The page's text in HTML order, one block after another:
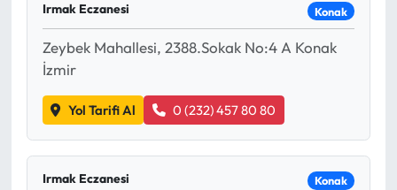
Irmak Eczanesi Konak
Zeybek Mahallesi, 2388.Sokak No:4 A Konak
İzmir
Yol Tarifi Al 0 (232) 457 80 80
Irmak Eczanesi Konak